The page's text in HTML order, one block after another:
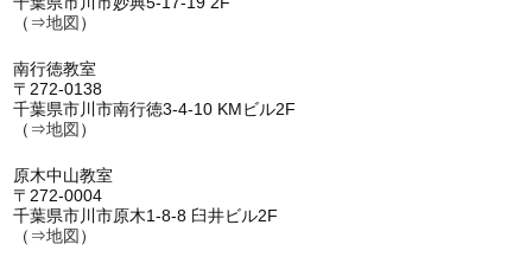
（⇒地図 ）
南行徳教室
〒272-0138
千葉県市川市南行徳3-4-10 KMビル2F
（⇒地図 ）
原木中山教室
〒272-0004
千葉県市川市原木1-8-8 臼井ビル2F
（⇒地図 ）